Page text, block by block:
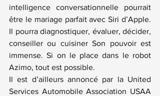
intelligence conversationnelle pourrait
être le mariage parfait avec Siri d’Apple.
Il pourra diagnostiquer, évaluer, décider,
conseiller ou cuisiner Son pouvoir est
immense. Si on le place dans le robot
Azimo, tout est possible.
Il est d’ailleurs annoncé par la United
Services Automobile Association USAA